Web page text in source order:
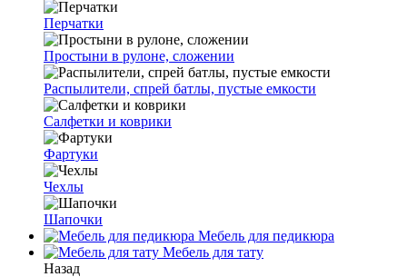
Перчатки
Простыни в рулоне, сложении
Распылители, спрей батлы, пустые емкости
Салфетки и коврики
Фартуки
Чехлы
Шапочки
Мебель для педикюра
Мебель для тату
Назад